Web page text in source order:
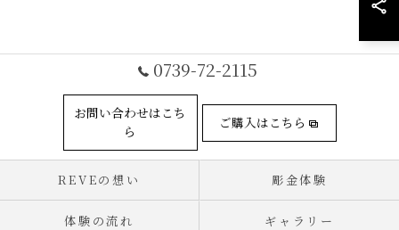
0739-72-2115
お問い合わせはこち
ら
ご購入はこちら
REVEの想い 彫金体験
体験の流れ ギャラリー